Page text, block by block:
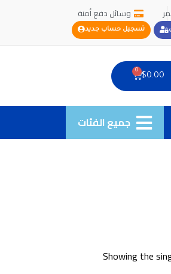
وسائل دفع أمنة
تسجيل حساب جديد
$0.00
0
Cart
جميع الفئات
Showing the